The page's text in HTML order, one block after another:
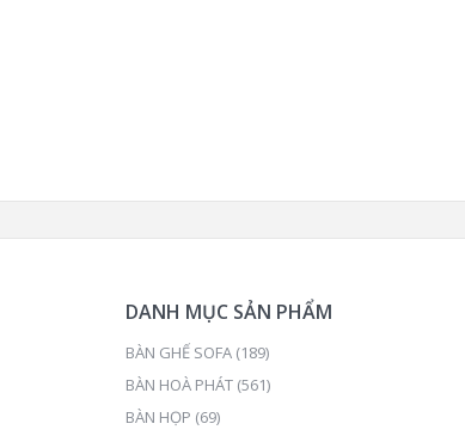
DANH MỤC SẢN PHẨM
BÀN GHẾ SOFA (189)
BÀN HOÀ PHÁT (561)
BÀN HỌP (69)